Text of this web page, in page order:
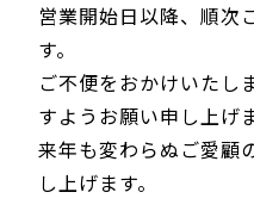
営業開始日以降、順次
す。
ご不便をおかけいたし
すようお願い申し上げま
来年も変わらぬご愛顧
し上げます。